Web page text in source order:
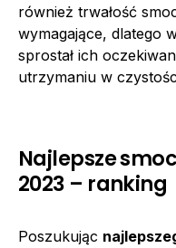
również trwałość
wymagające, dlatego
sprostał ich
utrzymaniu w
Najlepsze
2023 – ranking
Poszukując